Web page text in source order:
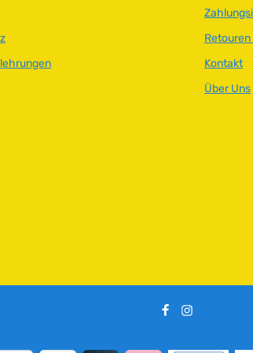
cm
Kontakt
Über Uns